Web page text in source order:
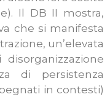
Il DB II mostra,
che si manifesta
un’elevata
di persistenza
in contesti)